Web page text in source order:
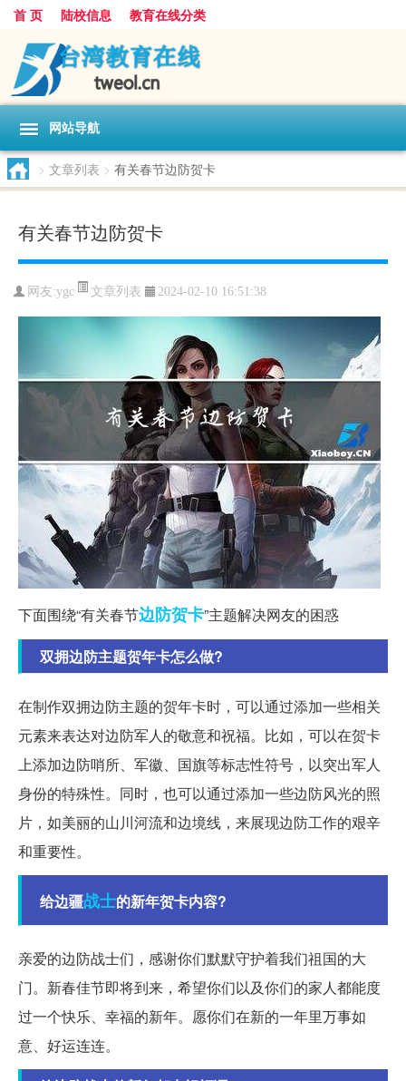
首 页 陆校信息 教育在线分类
网站导航
> 文章列表 > 有关春节边防贺卡
有关春节边防贺卡
网友:ygc 文章列表 2024-02-10 16:51:38
下面围绕“有关春节边防贺卡”主题解决网友的困惑
双拥边防主题贺年卡怎么做?
在制作双拥边防主题的贺年卡时，可以通过添加一些相关
元素来表达对边防军人的敬意和祝福。比如，可以在贺卡
上添加边防哨所、军徽、国旗等标志性符号，以突出军人
身份的特殊性。同时，也可以通过添加一些边防风光的照
片，如美丽的山川河流和边境线，来展现边防工作的艰辛
和重要性。
给边疆战士的新年贺卡内容?
亲爱的边防战士们，感谢你们默默守护着我们祖国的大
门。新春佳节即将到来，希望你们以及你们的家人都能度
过一个快乐、幸福的新年。愿你们在新的一年里万事如
意、好运连连。